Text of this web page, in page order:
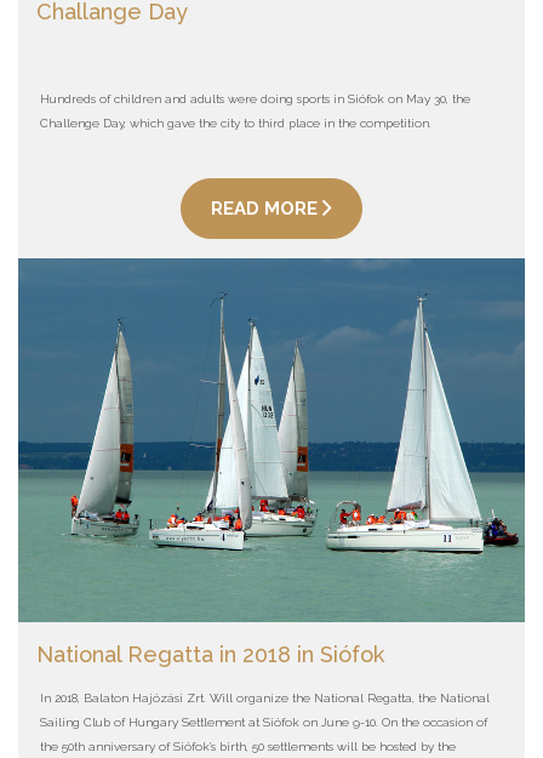
Challange Day
Hundreds of children and adults were doing sports in Siófok on May 30, the
Challenge Day, which gave the city to third place in the competition.
READ MORE
National Regatta in 2018 in Siófok
In 2018, Balaton Hajózási Zrt. Will organize the National Regatta, the National
Sailing Club of Hungary Settlement at Siófok on June 9-10. On the occasion of
the 50th anniversary of Siófok's birth, 50 settlements will be hosted by the